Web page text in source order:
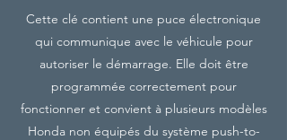
Cette clé contient une puce électronique
qui communique avec le véhicule pour
autoriser le démarrage. Elle doit être
programmée correctement pour
fonctionner et convient à plusieurs modèles
Honda non équipés du système push-to-